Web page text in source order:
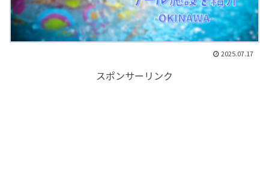
2025.07.17
スポンサーリンク